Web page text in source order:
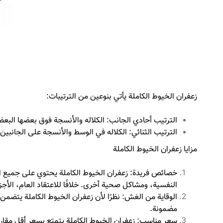
زعفران الخيوط الكاملة يأتي بنوعين من الترتيبات:
الترتيب أحادي الجانب: الكلاله والأنسجة فوق بعضها
الترتيب الثنائي: الكلاله في الوسط والأنسجة على
مزايا زعفران الخيوط الكاملة
خصائص فريدة: زعفران الخيوط الكاملة يحتوي على جميع
النفسية، ومشاكل صحية أخرى. خلافًا للاعتقاد العام،
الوقاية من الغش: نظرًا لأن زعفران الخيوط الكاملة
مضمونة.